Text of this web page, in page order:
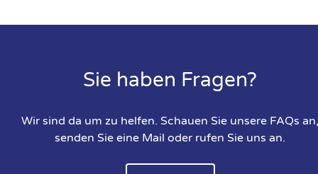
Sie haben Fragen?
Wir sind da um zu helfen. Schauen Sie unsere FAQs
senden Sie eine Mail oder rufen Sie uns an.